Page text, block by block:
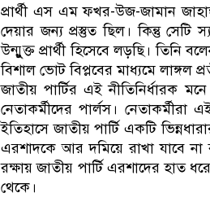
প্রার্থী এস এম ফখর-উজ-জামান
দেয়ার জন্য প্রস্তুত ছিল। কিন্তু সেটি
উন্মুুক্ত প্রার্থী হিসেবে লড়ছি।
বিশাল ভোট বিপ্লবের মাধ্যমে লাঙ্গল
জাতীয় পার্টির এই নীতিনির্ধারক মনে
নেতাকর্মীদের পার্লস।
ইতিহাসে জাতীয় পার্টি একটি
এরশাদকে আর দমিয়ে রাখা যাবে না
রক্ষায় জাতীয় পার্টি এরশাদের হাত
থেকে।